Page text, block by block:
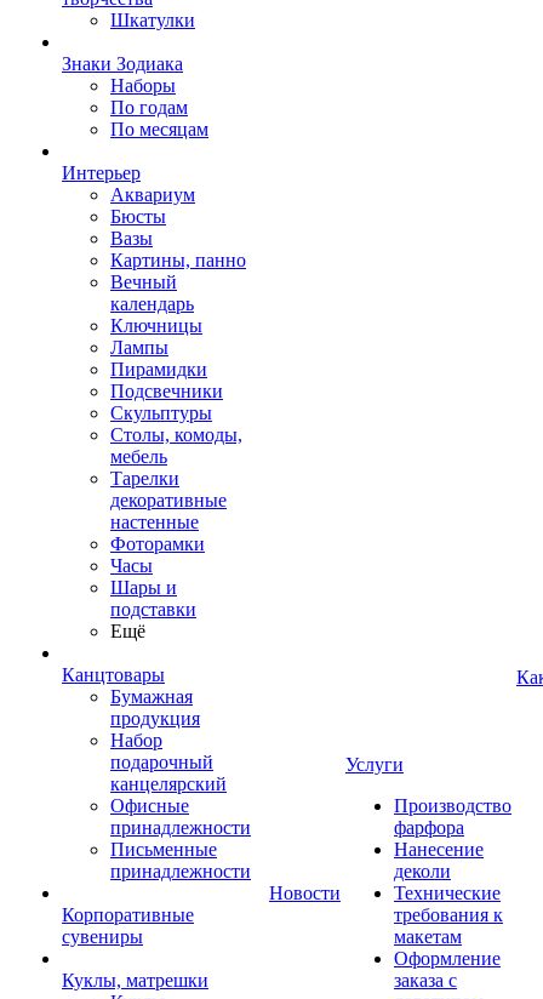
Шкатулки
Знаки Зодиака
Наборы
По годам
По месяцам
Интерьер
Аквариум
Бюсты
Вазы
Картины, панно
Вечный
календарь
Ключницы
Лампы
Пирамидки
Подсвечники
Скульптуры
Столы, комоды,
мебель
Тарелки
декоративные
настенные
Фоторамки
Часы
Шары и
подставки
Ещё
Канцтовары
Бумажная
продукция
Набор
подарочный
канцелярский
Офисные
принадлежности
Письменные
принадлежности
Корпоративные
сувениры
Куклы, матрешки
Новости
Услуги
Производство
фарфора
Нанесение
деколи
Технические
требования к
макетам
Оформление
заказа с